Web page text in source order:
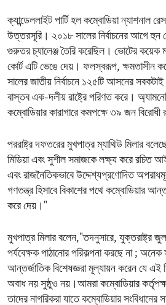
ক্যান্ডেললাইট পার্টি হল কম্বোডিয়া ন্যাশনাল
উত্তরসূরি। ২০১৮ সালের নির্বাচনের আগে হুন
গুরুতর চ্যালেঞ্জ তৈরি করেছিল। ভোটের কয়েক
কোর্ট এটি ভেঙে দেয়। ফলস্বরূপ, ক্ষমতাসীন
সালের জাতীয় নির্বাচনে ১২৫টি আসনের
বাস্তব এক-দলীয় রাষ্ট্রে পরিণত করে।
কম্বোডিয়ার কারাগারে কমপক্ষে ৩৯ জন বিরোধী
পররাষ্ট্র দফতরের মুখপাত্র ম্যাথিউ মিলার
মিডিয়া এবং সুশীল সমাজকে লক্ষ্য করে রচিত
এবং রাজনৈতিকভাবে উদ্দেশ্যপ্রণোদিত
গণতন্ত্র হিসাবে বিকাশের পথে কম্বোডিয়ার
করে দেয়।"
মুখপাত্র মিলার বলেন,"তদনুসারে, যুক্তরাষ্ট্র
পর্যবেক্ষক পাঠানোর পরিকল্পনা করছে না ;
আন্তর্জাতিক বিশেষজ্ঞরা মূল্যায়ন করেন যে এই
অবাধ নয় সুষ্ঠুও নয়।আমরা কম্বোডিয়ার
তাদের নাগরিকরা যাতে কম্বোডিয়ার সংবিধানের